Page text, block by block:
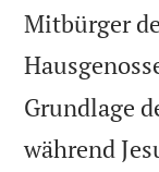
Mitbürger
Grundlage
während